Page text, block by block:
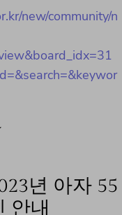
new/community/n
년 아자 55
안내